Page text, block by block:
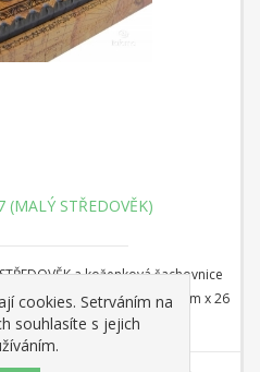
STŘEDOVĚK)
a koženková šachovnice
šachovnice rozměr 26 cm x 26
Čtverec: 2,8 cm
Kč
cookies. Setrváním na
souhlasíte s jejich